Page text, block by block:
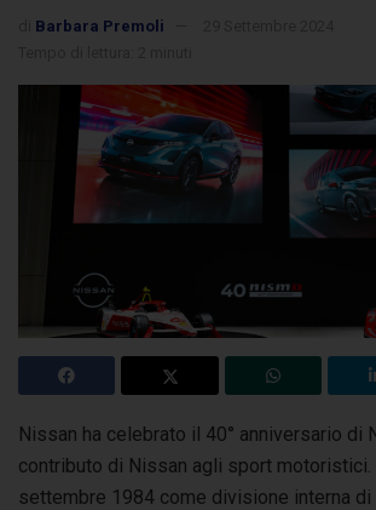
Barbara Premoli
Nissan ha celebrato il 40° anniversario di
contributo di Nissan agli sport motoristici.
settembre 1984 come divisione interna di